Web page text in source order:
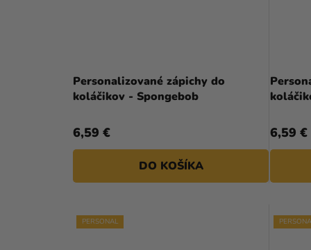
Personalizované zápichy do
koláčikov - Spongebob
6,59 €
DO KOŠÍKA
6,59 €
PERSONAL